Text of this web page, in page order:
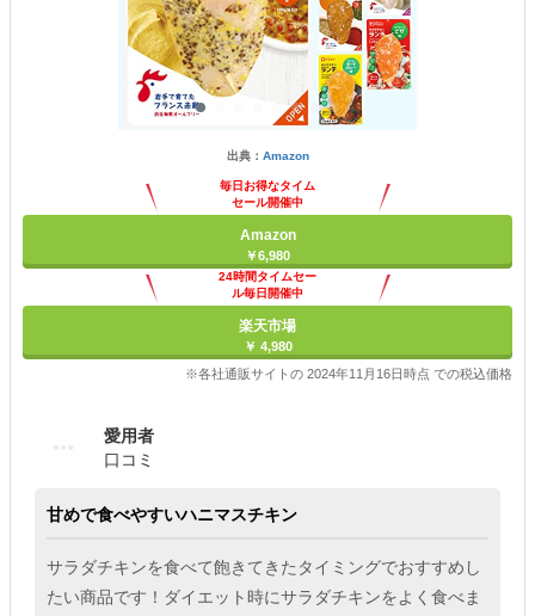
出典： Amazon
毎日お得なタイム
セール開催中
Amazon
￥6,980
24時間タイムセー
ル毎日開催中
楽天市場
￥ 4,980
※各社通販サイトの 2024年11月16日時点 での税込価格
愛用者
口コミ
甘めで食べやすいハニマスチキン
サラダチキンを食べて飽きてきたタイミングでおすすめし
たい商品です！ダイエット時にサラダチキンをよく食べま